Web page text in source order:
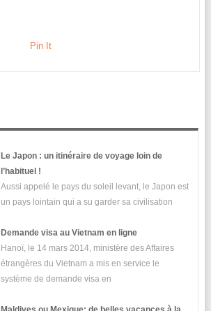
Pin It
Le Japon : un itinéraire de voyage loin de
l’habituel !
Aussi appelé le pays du soleil levant, le Japon est
un pays lointain qui a su garder sa civilisation
Demande visa au Vietnam en ligne
Hanoï, le 14 mars 2014, ministère des Affaires
étrangères du Vietnam a mis en service le
système de demande visa en